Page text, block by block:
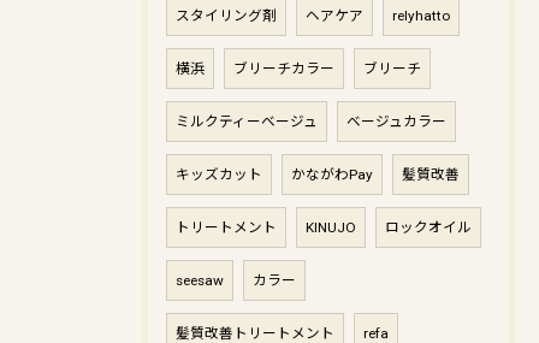
スタイリング剤 ヘアケア relyhatto
横浜 ブリーチカラー ブリーチ
ミルクティーベージュ ベージュカラー
キッズカット かながわPay 髪質改善
トリートメント KINUJO ロックオイル
seesaw カラー
髪質改善トリートメント refa